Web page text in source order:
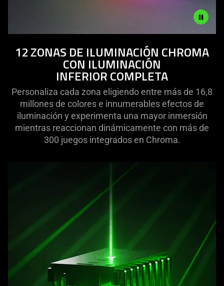
not
visuals
this
video
provide
additional
information.
12 ZONAS DE ILUMINACIÓN CHROMA
CON ILUMINACIÓN
INFERIOR COMPLETA
Personaliza cada zona eligiendo entre más de 16,8
millones de colores e innumerables efectos de
iluminación y experimenta una mayor inmersión
mientras reaccionan dinámicamente con más de
300 juegos integrados en Chroma.